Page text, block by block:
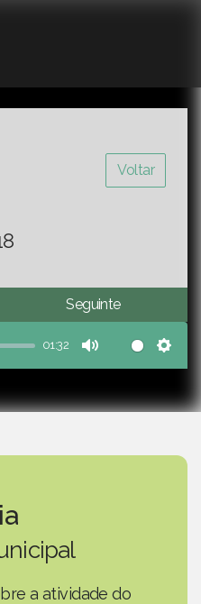
Voltar
Seguinte
01:32
Mute
a atividade do